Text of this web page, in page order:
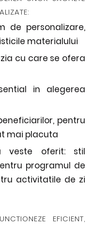
de personalizare,
materialului
cu care se ofera
in alegerea
pentru
mai placuta
veste oferit: stil
programul de
activitatile de zi
EFICIENT,